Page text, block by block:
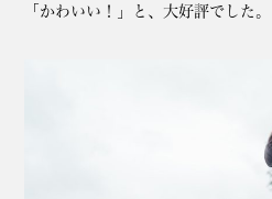
「かわいい！」と、大好評でした。